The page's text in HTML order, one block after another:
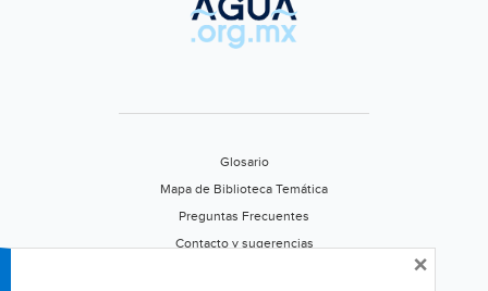
Glosario
Mapa de Biblioteca Temática
Preguntas Frecuentes
Contacto y sugerencias
×